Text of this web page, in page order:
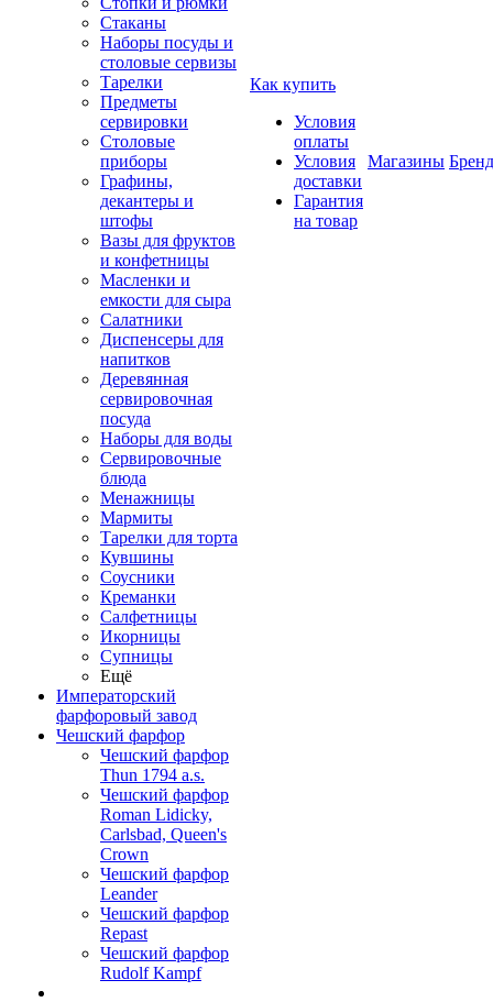
Стаканы
Наборы посуды и
столовые сервизы
Тарелки
Предметы
сервировки
Столовые
приборы
Графины,
декантеры и
штофы
Вазы для фруктов
и конфетницы
Масленки и
емкости для сыра
Салатники
Диспенсеры для
напитков
Деревянная
сервировочная
посуда
Наборы для воды
Сервировочные
блюда
Менажницы
Мармиты
Тарелки для торта
Кувшины
Соусники
Креманки
Салфетницы
Икорницы
Супницы
Ещё
Императорский
фарфоровый завод
Чешский фарфор
Чешский фарфор
Thun 1794 a.s.
Чешский фарфор
Roman Lidicky,
Carlsbad, Queen's
Crown
Чешский фарфор
Leander
Чешский фарфор
Repast
Чешский фарфор
Rudolf Kampf
Как купить
Условия
оплаты
Условия
доставки
Гарантия
на товар
Магазины